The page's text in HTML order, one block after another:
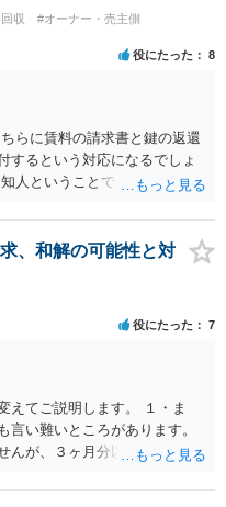
収
#オーナー・売主側
役にたった 8
らに賃料の請求書と鍵の返還
するという対応になるでしょ
人ということで、連絡がつく
回収を弁護士に依頼すること
、和解の可能性と対
役にたった 7
えてご説明します。 １・ま
い難いところがあります。
んが、３ヶ月分以上滞納した
て、大家があなたとの賃貸借